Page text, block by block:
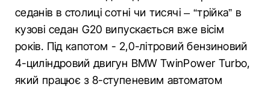
седанів в столиці сотні чи тисячі – “трійка” в
кузові седан G20 випускається вже вісім
років. Під капотом - 2,0-літровий бензиновий
4-циліндровий двигун BMW TwinPower Turbo,
який працює з 8-ступеневим автоматом